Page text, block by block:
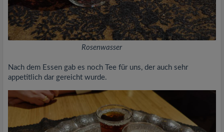
Rosenwasser
Nach dem Essen gab es noch Tee für uns, der auch sehr
appetitlich dar gereicht wurde.